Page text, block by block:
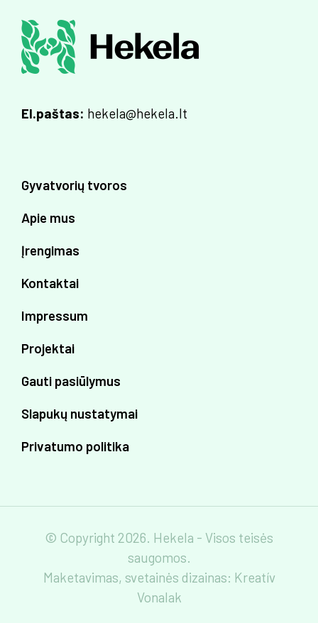
El.paštas: hekela@hekela.lt
Gyvatvorių tvoros
Apie mus
Įrengimas
Kontaktai
Impressum
Projektai
Gauti pasiūlymus
Slapukų nustatymai
Privatumo politika
© Copyright 2026. Hekela - Visos teisės
saugomos.
Maketavimas, svetainės dizainas: Kreatív
Vonalak